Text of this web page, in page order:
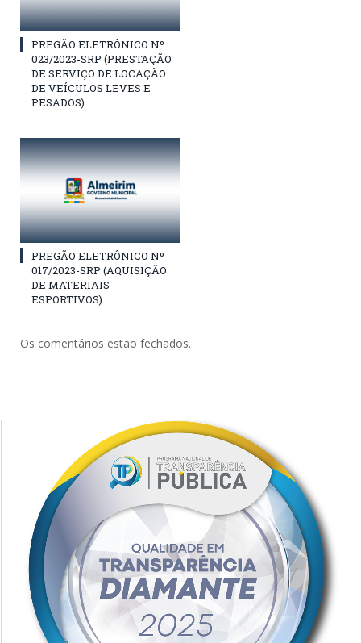
PREGÃO ELETRÔNICO Nº
023/2023-SRP (PRESTAÇÃO
DE SERVIÇO DE LOCAÇÃO
DE VEÍCULOS LEVES E
PESADOS)
PREGÃO ELETRÔNICO Nº
017/2023-SRP (AQUISIÇÃO
DE MATERIAIS
ESPORTIVOS)
Os comentários estão fechados.